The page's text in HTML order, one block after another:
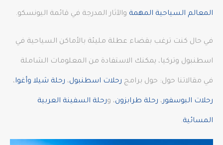
المعالم السياحية المهمة والآثار المدرجة في قائمة اليونسكو.
في حال كنت ترغب بقضاء عطلة مليئة بالأماكن السياحية في
اسطنبول وتركيا، يمكنك الاستفادة من المعلومات الشاملة
في مقالاتنا حول: حول برامج رحلات اسطنبول، رحلة شيلا وأغوا،
رحلات البوسفور، رحلة طرابزون، ورحلة السفينة العربية
المسائية.